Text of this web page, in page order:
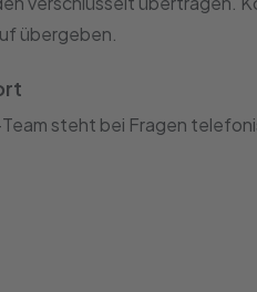
übergeben.
steht bei Fragen